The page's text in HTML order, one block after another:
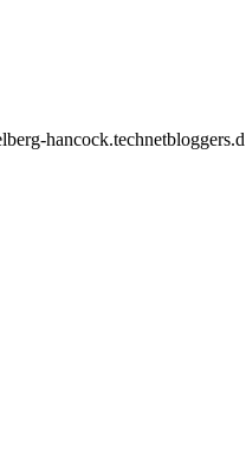
hancock.technetbloggers.d